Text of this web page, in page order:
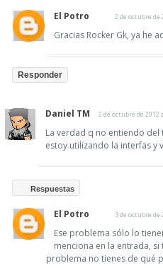
El Potro 2 de octubre de
Gracias Rocker Gk, ya he
Responder
Daniel TM 2 de octubre de 2012
La verdad q no entiendo
estoy utilizando la interfas y
Respuestas
El Potro 3 de octubre de
Ese problema sólo lo
menciona en la entrada,
problema no tienes de qué